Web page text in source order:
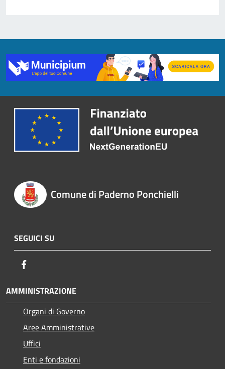
Comune di Paderno Ponchielli
SEGUICI SU
AMMINISTRAZIONE
Organi di Governo
Aree Amministrative
Uffici
Enti e fondazioni